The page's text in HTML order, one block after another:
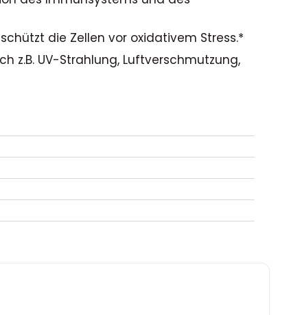
die Zellen vor oxidativem Stress.*
z.B. UV-Strahlung, Luftverschmutzung,